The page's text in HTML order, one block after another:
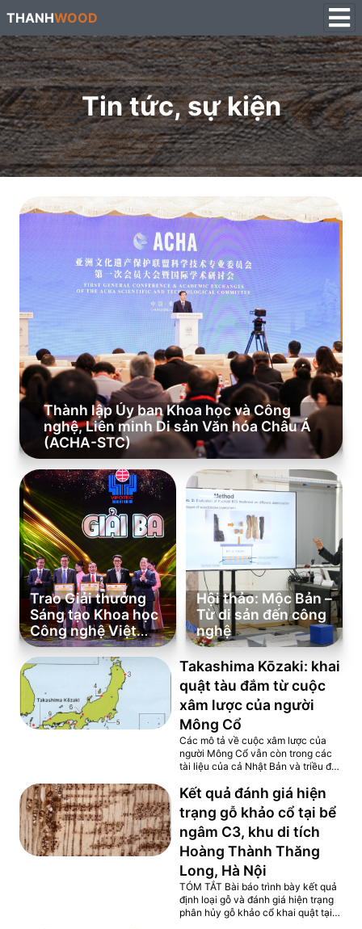
THANHWOOD
Tin tức, sự kiện
Thành lập Ủy ban Khoa học và Công
nghệ, Liên minh Di sản Văn hóa Châu Á
(ACHA-STC)
Trao Giải thưởng
Sáng tạo Khoa học
Công nghệ Việt
Nam năm 2024
Hội thảo: Mộc Bản –
Từ di sản đến công
nghệ
Takashima Kōzaki: khai
quật tàu đắm từ cuộc
xâm lược của người
Mông Cổ
Các mô tả về cuộc xâm lược của
người Mông Cổ vẫn còn trong các
tài liệu của cả Nhật Bản và triều đại
Nguyên (Ch. Yuan shi), sau khi tiêu
diệt triều đại Nam Tống và thống
nhất Trung Quốc vào năm 1279,
người Mông Cổ đã tập hợp hai lực
lượng vào năm 1281, quân đội Đông
Lộ phía đông và quân đội Giang
Nam phía nam, lên kế hoạch chinh
phục Nhật Bản. Lực lượng Đông Lộ
phía đông...
Kết quả đánh giá hiện
trạng gỗ khảo cổ tại bể
ngâm C3, khu di tích
Hoàng Thành Thăng
Long, Hà Nội
TÓM TẮT Bài báo trình bày kết quả
định loại gỗ và đánh giá hiện trạng
phân hủy gỗ khảo cổ khai quật tại